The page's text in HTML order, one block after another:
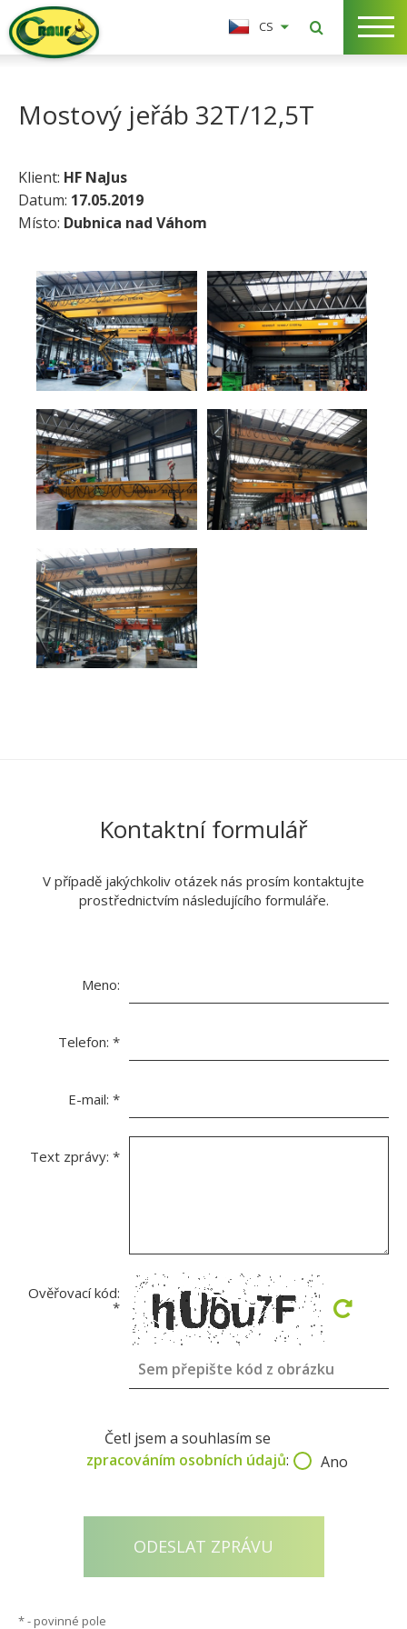
CS
Mostový jeřáb 32T/12,5T
Klient: HF NaJus
Datum: 17.05.2019
Místo: Dubnica nad Váhom
Kontaktní formulář
V případě jakýchkoliv otázek nás prosím kontaktujte
prostřednictvím následujícího formuláře.
Meno:
Telefon: *
E-mail: *
Text zprávy: *
Ověřovací kód:
*
Četl jsem a souhlasím se
zpracováním osobních údajů: Ano
*- povinné pole